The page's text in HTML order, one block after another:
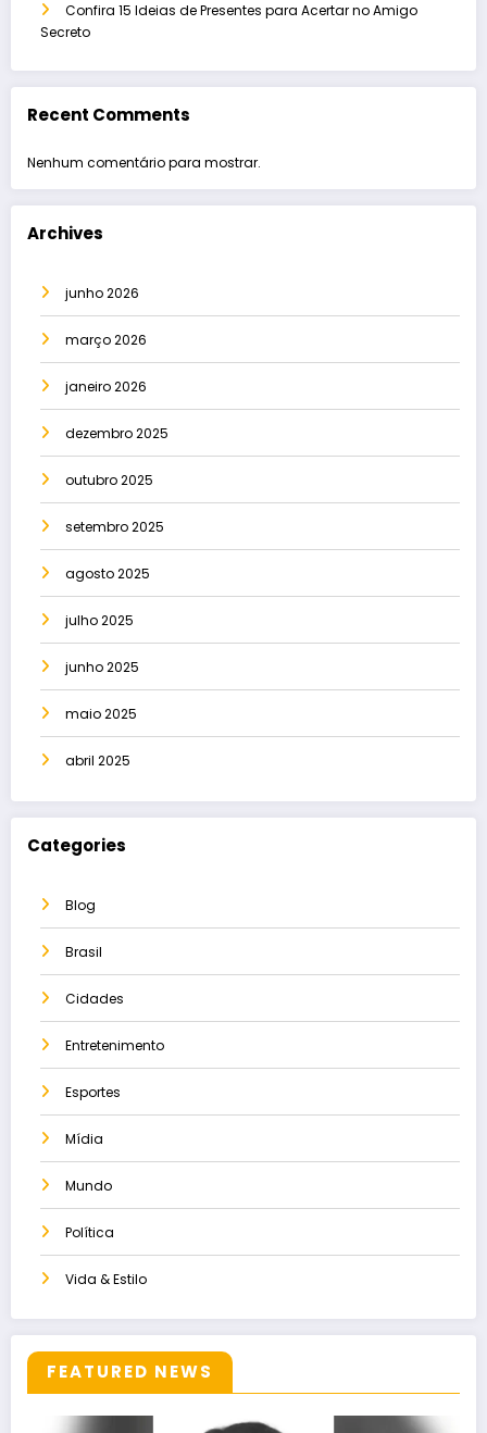
Confira 15 Ideias de Presentes para Acertar no Amigo
Secreto
Recent Comments
Nenhum comentário para mostrar.
Archives
junho 2026
março 2026
janeiro 2026
dezembro 2025
outubro 2025
setembro 2025
agosto 2025
julho 2025
junho 2025
maio 2025
abril 2025
Categories
Blog
Brasil
Cidades
Entretenimento
Esportes
Mídia
Mundo
Política
Vida & Estilo
FEATURED NEWS